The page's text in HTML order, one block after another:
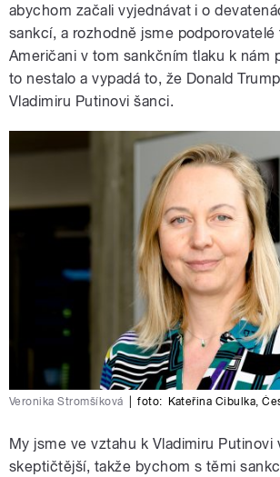
abychom začali vyjednávat i o
sankcí, a rozhodně jsme podporovatelé
Američani v tom sankčním tlaku k nám
to nestalo a vypadá to, že Donald
Vladimiru Putinovi šanci.
Veronika Stromšíková foto: Kateřina Cibulka,
My jsme ve vztahu k Vladimiru Putinovi
skeptičtější, takže bychom s těmi